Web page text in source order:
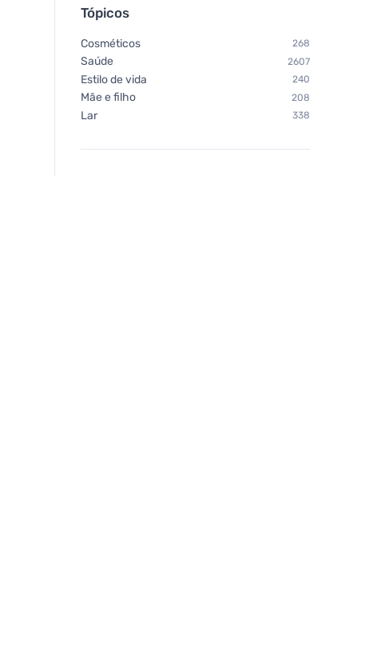
Tópicos
Cosméticos 268
Saúde 2607
Estilo de vida 240
Mãe e filho 208
Lar 338